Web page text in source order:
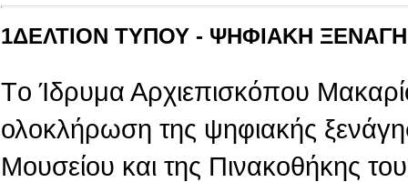
1ΔΕΛΤΙΟΝ ΤΥΠΟΥ - ΨΗΦΙΑΚΗ
Tο Ίδρυμα Αρχιεπισκόπου
ολοκλήρωση της ψηφιακής
Μουσείου και της Πινακοθήκης